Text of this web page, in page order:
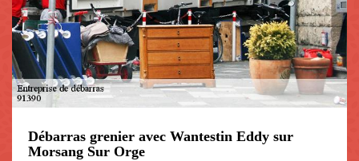
Débarras grenier avec Wantestin Eddy sur
Morsang Sur Orge